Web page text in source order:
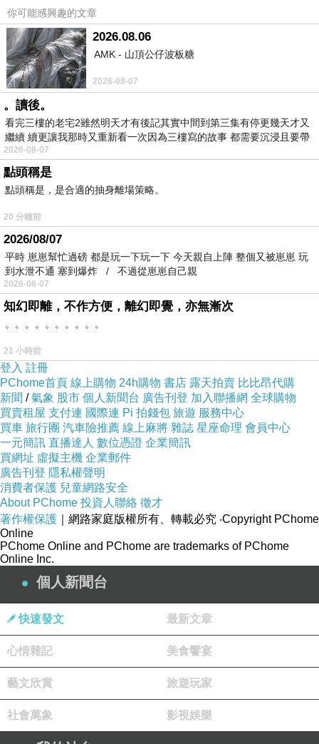
你可能感興趣的文章
2026.08.06
AMK - 山頂公仔波板糖
2026-08-07
。讀後。
看完三樓的老宅2雖然明天才有後記其實中間到第三集有停更幾天才又
繼續 續更讓我那時又重新看一次因為三樓寫的故事 都需要沉浸且要帶
有
2026-08-07
點頭稱是
點頭稱是，是合適的抽身離場策略。
20 分鐘前
2026/08/07
平時 崽崽幫忙過磅 都是玩一下玩一下 今天親自上陣 整個又被崽崽 玩
到水泄不通 塞到爆炸 / 不過從崽崽自己親
2026-08-07
知幻即離，不作方便，離幻即覺，亦無漸次
。。。。。。。。。。
21 小時前
登入 註冊
PChome首頁 線上購物 24h購物 書店 露天拍賣 比比昂代購
新聞 /氣象 股市 個人新聞台 廣告刊登 加入聯播網 全球購物
買賣租屋 支付連 國際連 Pi 拍錢包 旅遊 服務中心
買車 旅行團 汽車險推薦 線上麻將 雜誌 星座命理 會員中心
一元簡訊 直播達人 數位憑證 企業簡訊
買網址 虛擬主機 企業郵件
廣告刊登 隱私權聲明
消費者保護 兒童網路安全
About PChome 投資人聯絡 徵才
著作權保護 ｜網路家庭版權所有、轉載必究 ‧Copyright PChome
Online
PChome Online and PChome are trademarks of PChome
Online Inc.
個人新聞台
快速發文 最新文章
心情雜記 美食饗宴
藝文欣賞 旅遊玩家
社會萬象 影視娛樂